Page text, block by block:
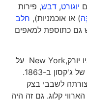
,דבש, פירות
אוכמניות),חלב
כתוספת למאפים
גְּרָנוּלָה הומצאה בדנסוויל Dansville, ניו יורק,New York על
ידי ד"ר ג'יימס קיילב ג'קסון בסניטריום של ג'קסון ב-1863.
לשבבי בצק
קלוג. גם זה היה